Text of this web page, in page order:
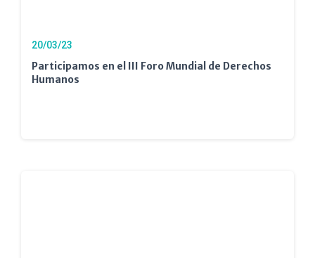
20/03/23
Participamos en el III Foro Mundial de Derechos
Humanos